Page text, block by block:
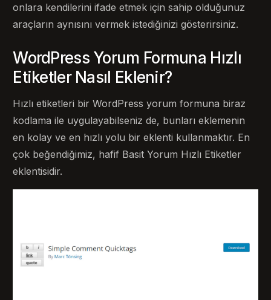
onlara kendilerini ifade etmek için sahip olduğunuz
araçların aynısını vermek istediğinizi gösterirsiniz.
WordPress Yorum Formuna Hızlı
Etiketler Nasıl Eklenir?
Hızlı etiketleri bir WordPress yorum formuna biraz
kodlama ile uygulayabilseniz de, bunları eklemenin
en kolay ve en hızlı yolu bir eklenti kullanmaktır. En
çok beğendiğimiz, hafif Basit Yorum Hızlı Etiketler
eklentisidir.